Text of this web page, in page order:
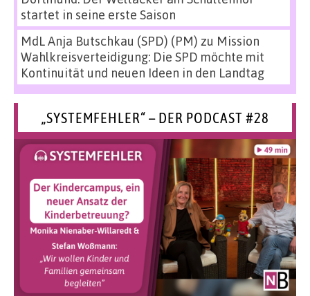
startet in seine erste Saison
MdL Anja Butschkau (SPD) (PM) zu Mission
Wahlkreisverteidigung: Die SPD möchte mit
Kontinuität und neuen Ideen in den Landtag
„SYSTEMFEHLER“ – DER PODCAST #28